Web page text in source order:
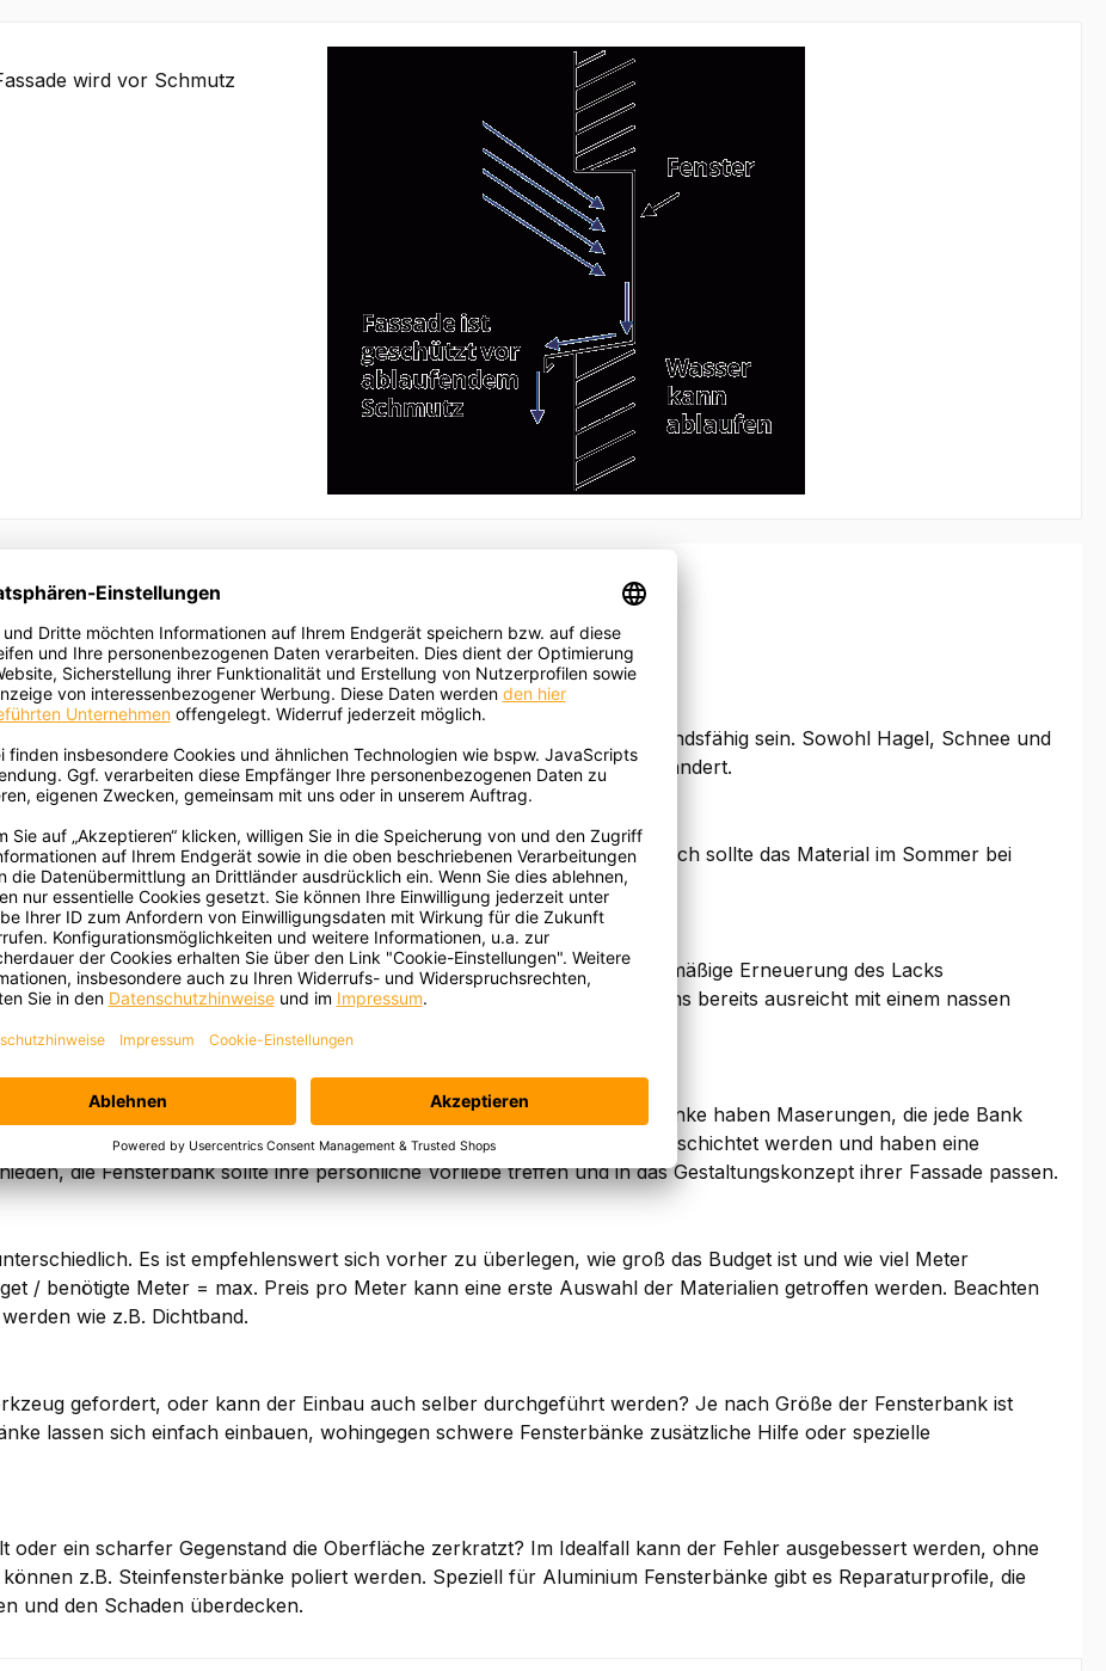
wird vor Schmutz
für eine Fensterbank?
Einflüssen ausgesetzt. Deshalb muss die Oberfläche widerstandsfähig sein. Sowohl Hagel, Schnee und
Auch sollte die Sonne nicht dazu führen, dass sich die Oberfläche verändert.
dürfen dem Material nicht zusetzen oder es gar spröde machen. Auch sollte das Material im Sommer bei
ihr Aussehen zu erhalten. Bei Holzfensterbänken muss z.B. eine regelmäßige Erneuerung des Lacks
oder Aluminiumbänke sind hingegen sehr pflegeleicht, da es meistens bereits ausreicht mit einem nassen
für Aluminium Fensterbänke finden Sie in einem weiteren Blogpost.
eine Musterung? Wie ist der Baustil, klassisch, modern? Steinfensterbänke haben Maserungen, die jede Bank
beschränkt. Aluminiumfensterbänke können hingegen in allen Farben beschichtet werden und haben eine
die Fensterbank sollte ihre persönliche Vorliebe treffen und in das Gestaltungskonzept ihrer Fassade passen.
Es ist empfehlenswert sich vorher zu überlegen, wie groß das Budget ist und wie viel Meter
/ benötigte Meter = max. Preis pro Meter kann eine erste Auswahl der Materialien getroffen werden. Beachten
wie z.B. Dichtband.
gefordert, oder kann der Einbau auch selber durchgeführt werden? Je nach Größe der Fensterbank ist
lassen sich einfach einbauen, wohingegen schwere Fensterbänke zusätzliche Hilfe oder spezielle
oder ein scharfer Gegenstand die Oberfläche zerkratzt? Im Idealfall kann der Fehler ausgebessert werden, ohne
z.B. Steinfensterbänke poliert werden. Speziell für Aluminium Fensterbänke gibt es Reparaturprofile, die
und den Schaden überdecken.